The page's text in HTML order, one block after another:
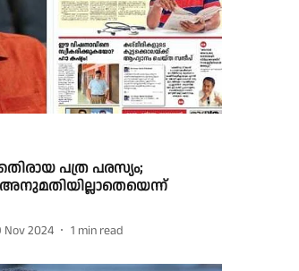
പത്ര പരസ്യം;
അനുമതിയില്ലാതെയെന്ന്
Nov 2024 1 min read